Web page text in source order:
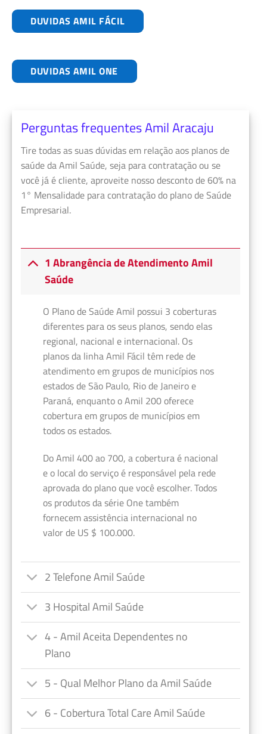
DUVIDAS AMIL FÁCIL
DUVIDAS AMIL ONE
Perguntas frequentes Amil Aracaju
Tire todas as suas dúvidas em relação aos planos de
saúde da Amil Saúde, seja para contratação ou se
você já é cliente, aproveite nosso desconto de 60% na
1° Mensalidade para contratação do plano de Saúde
Empresarial.
1 Abrangência de Atendimento Amil
Saúde
O Plano de Saúde Amil possui 3 coberturas
diferentes para os seus planos, sendo elas
regional, nacional e internacional. Os
planos da linha Amil Fácil têm rede de
atendimento em grupos de municípios nos
estados de São Paulo, Rio de Janeiro e
Paraná, enquanto o Amil 200 oferece
cobertura em grupos de municípios em
todos os estados.
Do Amil 400 ao 700, a cobertura é nacional
e o local do serviço é responsável pela rede
aprovada do plano que você escolher. Todos
os produtos da série One também
fornecem assistência internacional no
valor de US $ 100.000.
2 Telefone Amil Saúde
3 Hospital Amil Saúde
4 - Amil Aceita Dependentes no
Plano
5 - Qual Melhor Plano da Amil Saúde
6 - Cobertura Total Care Amil Saúde